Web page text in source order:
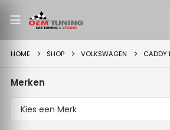
HOME SHOP VOLKSWAGEN CADDY
Merken